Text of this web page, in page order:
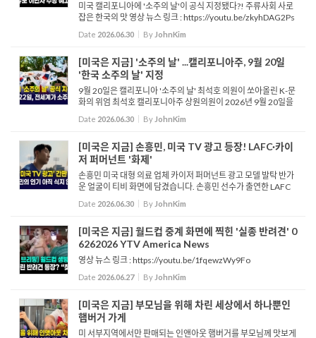
미국 캘리포니아에 '소주의 날'이 공식 지정됐다?! 주류사회 사로
잡은 한국의 맛 영상 뉴스 링크 : https://youtu.be/zkyhDAG2Ps
Date 2026.06.30 By JohnKim
[미국은 지금] '소주의 날' ...캘리포니아주, 9월 20일
'한국 소주의 날' 지정
9월 20일은 캘리포니아 '소주의 날' 최석호 의원이 쏘아올린 K-문
화의 위엄 최석호 캘리포니아주 상원의원이 2026년 9월 20일을
캘리포니아주의 제2회 연례 '소주의 날'로 지정하는 공동 결의안
166호를 발의했습니다. 주 상원 본회의에서 열...
Date 2026.06.30 By JohnKim
[미국은 지금] 손흥민, 미국 TV 광고 등장! LAFC·카이
저 퍼머넌트 '화제'
손흥민 미국 대형 의료 업체 카이저 퍼머넌트 광고 모델 발탁 반가
운 얼굴이 티비 화면에 담겼습니다. 손흥민 선수가 출연한 LAFC
공식 의료 스폰서 카이저 퍼머넌트 광고입니다. 손흥민과 의료진
이 함께 모여 팀워크를 이루는 내용이...
Date 2026.06.30 By JohnKim
[미국은 지금] 월드컵 중계 화면에 찍힌 '실종 반려견' 0
6262026 YTV America News
영상 뉴스 링크 : https://youtu.be/1fqewzWy9Fo
Date 2026.06.27 By JohnKim
[미국은 지금] 부모님을 위해 차린 세상에서 하나뿐인
햄버거 가게
미 서부지역에서만 판매되는 인앤아웃 햄버거를 부모님께 맛보게